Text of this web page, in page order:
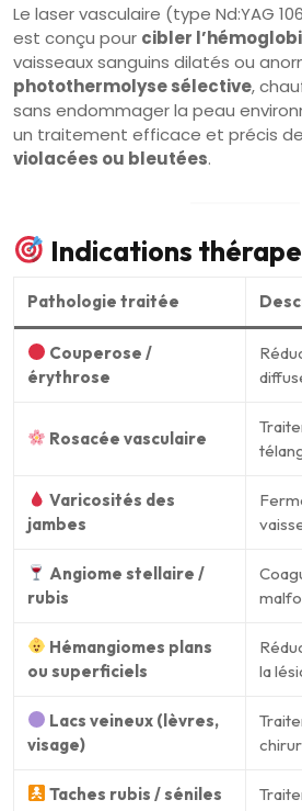
Le laser vasculaire (type Nd:YAG
est conçu pour cibler
vaisseaux sanguins dilatés ou
photothermolyse sélective,
sans endommager la peau
un traitement efficace et précis
violacées ou bleutées.
Indications
Pathologie traitée
Couperose /
érythrose
Rosacée vasculaire
Varicosités des
jambes
Angiome stellaire /
rubis
Hémangiomes plans
ou superficiels
la
Lacs veineux (lèvres,
visage)
Taches rubis / séniles